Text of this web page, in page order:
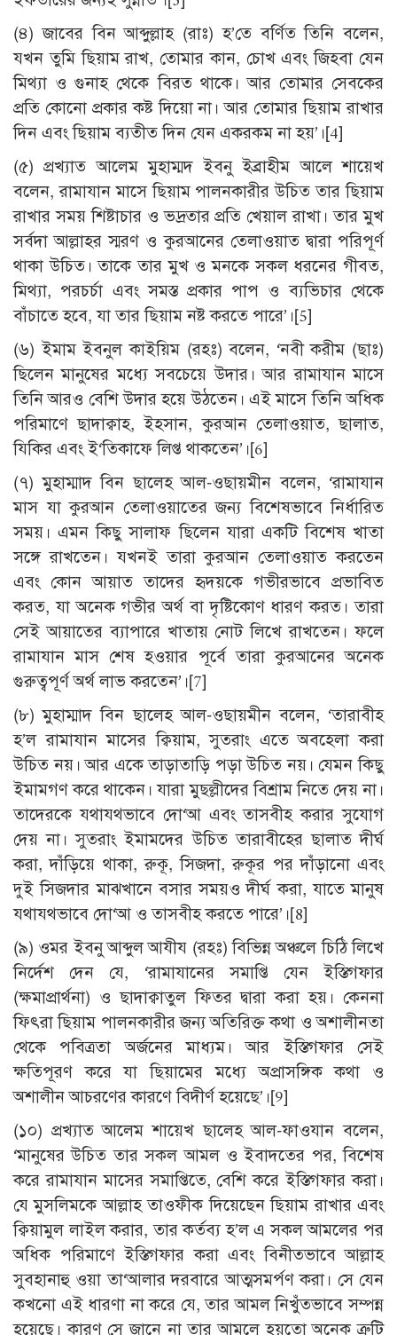
(৪) জাবের বিন আব্দুল্লাহ (রাঃ) হ’তে বর্ণিত তিনি বলেন,
যখন তুমি ছিয়াম রাখ, তোমার কান, চোখ এবং জিহবা যেন
মিথ্যা ও গুনাহ থেকে বিরত থাকে। আর তোমার সেবকের
প্রতি কোনো প্রকার কষ্ট দিয়ো না। আর তোমার ছিয়াম রাখার
দিন এবং ছিয়াম ব্যতীত দিন যেন একরকম না হয়’।[4]
(৫) প্রখ্যাত আলেম মুহাম্মদ ইবনু ইব্রাহীম আলে শায়েখ
বলেন, রামাযান মাসে ছিয়াম পালনকারীর উচিত তার ছিয়াম
রাখার সময় শিষ্টাচার ও ভদ্রতার প্রতি খেয়াল রাখা। তার মুখ
সর্বদা আল্লাহর স্মরণ ও কুরআনের তেলাওয়াত দ্বারা পরিপূর্ণ
থাকা উচিত। তাকে তার মুখ ও মনকে সকল ধরনের গীবত,
মিথ্যা, পরচর্চা এবং সমস্ত প্রকার পাপ ও ব্যভিচার থেকে
বাঁচাতে হবে, যা তার ছিয়াম নষ্ট করতে পারে’।[5]
(৬) ইমাম ইবনুল কাইয়িম (রহঃ) বলেন, ‘নবী করীম (ছাঃ)
ছিলেন মানুষের মধ্যে সবচেয়ে উদার। আর রামাযান মাসে
তিনি আরও বেশি উদার হয়ে উঠতেন। এই মাসে তিনি অধিক
পরিমাণে ছাদাক্বাহ, ইহসান, কুরআন তেলাওয়াত, ছালাত,
যিকির এবং ই‘তিকাফে লিপ্ত থাকতেন’।[6]
(৭) মুহাম্মাদ বিন ছালেহ আল-ওছায়মীন বলেন, ‘রামাযান
মাস যা কুরআন তেলাওয়াতের জন্য বিশেষভাবে নির্ধারিত
সময়। এমন কিছু সালাফ ছিলেন যারা একটি বিশেষ খাতা
সঙ্গে রাখতেন। যখনই তারা কুরআন তেলাওয়াত করতেন
এবং কোন আয়াত তাদের হৃদয়কে গভীরভাবে প্রভাবিত
করত, যা অনেক গভীর অর্থ বা দৃষ্টিকোণ ধারণ করত। তারা
সেই আয়াতের ব্যাপারে খাতায় নোট লিখে রাখতেন। ফলে
রামাযান মাস শেষ হওয়ার পূর্বে তারা কুরআনের অনেক
গুরুত্বপূর্ণ অর্থ লাভ করতেন’।[7]
(৮) মুহাম্মাদ বিন ছালেহ আল-ওছায়মীন বলেন, ‘তারাবীহ
হ’ল রামাযান মাসের ক্বিয়াম, সুতরাং এতে অবহেলা করা
উচিত নয়। আর একে তাড়াতাড়ি পড়া উচিত নয়। যেমন কিছু
ইমামগণ করে থাকেন। যারা মুছল্লীদের বিশ্রাম নিতে দেয় না।
তাদেরকে যথাযথভাবে দো‘আ এবং তাসবীহ করার সুযোগ
দেয় না। সুতরাং ইমামদের উচিত তারাবীহের ছালাত দীর্ঘ
করা, দাঁড়িয়ে থাকা, রুকূ, সিজদা, রুকূর পর দাঁড়ানো এবং
দুই সিজদার মাঝখানে বসার সময়ও দীর্ঘ করা, যাতে মানুষ
যথাযথভাবে দো‘আ ও তাসবীহ করতে পারে’।[8]
(৯) ওমর ইবনু আব্দুল আযীয (রহঃ) বিভিন্ন অঞ্চলে চিঠি লিখে
নির্দেশ দেন যে, ‘রামাযানের সমাপ্তি যেন ইস্তিগফার
(ক্ষমাপ্রার্থনা) ও ছাদাক্বাতুল ফিতর দ্বারা করা হয়। কেননা
ফিৎরা ছিয়াম পালনকারীর জন্য অতিরিক্ত কথা ও অশালীনতা
থেকে পবিত্রতা অর্জনের মাধ্যম। আর ইস্তিগফার সেই
ক্ষতিপূরণ করে যা ছিয়ামের মধ্যে অপ্রাসঙ্গিক কথা ও
অশালীন আচরণের কারণে বিদীর্ণ হয়েছে’।[9]
(১০) প্রখ্যাত আলেম শায়েখ ছালেহ আল-ফাওযান বলেন,
‘মানুষের উচিত তার সকল আমল ও ইবাদতের পর, বিশেষ
করে রামাযান মাসের সমাপ্তিতে, বেশি করে ইস্তিগফার করা।
যে মুসলিমকে আল্লাহ তাওফীক দিয়েছেন ছিয়াম রাখার এবং
ক্বিয়ামুল লাইল করার, তার কর্তব্য হ’ল এ সকল আমলের পর
অধিক পরিমাণে ইস্তিগফার করা এবং বিনীতভাবে আল্লাহ
সুবহানাহু ওয়া তা‘আলার দরবারে আত্মসমর্পণ করা। সে যেন
কখনো এই ধারণা না করে যে, তার আমল নিখুঁতভাবে সম্পন্ন
হয়েছে। কারণ সে জানে না তার আমলে হয়তো অনেক ত্রুটি